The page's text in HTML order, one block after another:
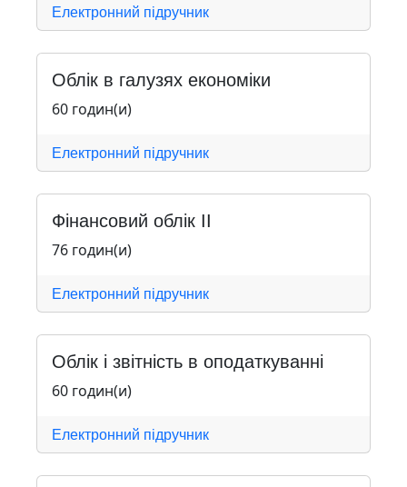
Електронний підручник
Облік в галузях економіки
60 годин(и)
Електронний підручник
Фінансовий облік ІІ
76 годин(и)
Електронний підручник
Облік і звітність в оподаткуванні
60 годин(и)
Електронний підручник